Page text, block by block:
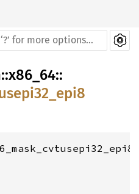
::x86_64::